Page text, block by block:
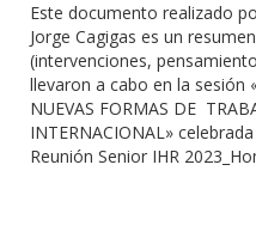
Este documento realizado
Jorge Cagigas es un
(intervenciones,
llevaron a cabo en la sesión
NUEVAS FORMAS DE
INTERNACIONAL»
Reunión Senior IHR